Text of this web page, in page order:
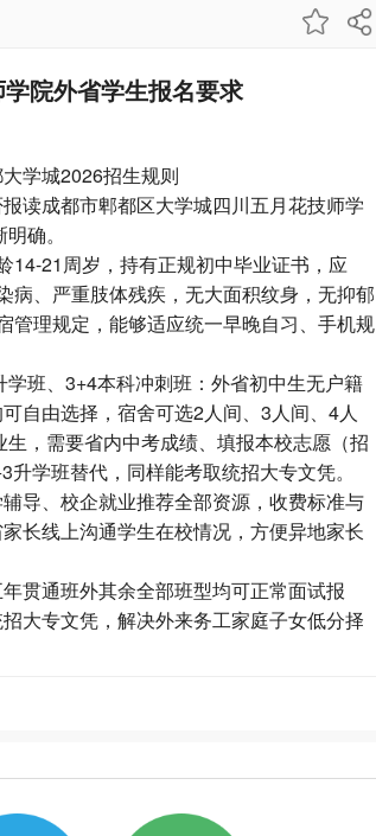
院外省学生报名要求
学城2026招生规则
成都市郫都区大学城四川五月花技师学
确。
21周岁，持有正规初中毕业证书，应
病、严重肢体残疾，无大面积纹身，无抑郁
管理规定，能够适应统一早晚自习、手机规
班、3+4本科冲刺班：外省初中生无户籍
自由选择，宿舍可选2人间、3人间、4人
，需要省内中考成绩、填报本校志愿（招
学班替代，同样能考取统招大专文凭。
、校企就业推荐全部资源，收费标准与
长线上沟通学生在校情况，方便异地家长
通班外其余全部班型均可正常面试报
大专文凭，解决外来务工家庭子女低分择